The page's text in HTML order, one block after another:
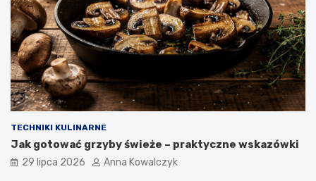
TECHNIKI KULINARNE
Jak gotować grzyby świeże – praktyczne wskazówki
29 lipca 2026 Anna Kowalczyk